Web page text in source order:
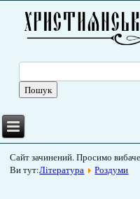
Сайт зачинений. Просимо
Ви тут:Література Роздуми